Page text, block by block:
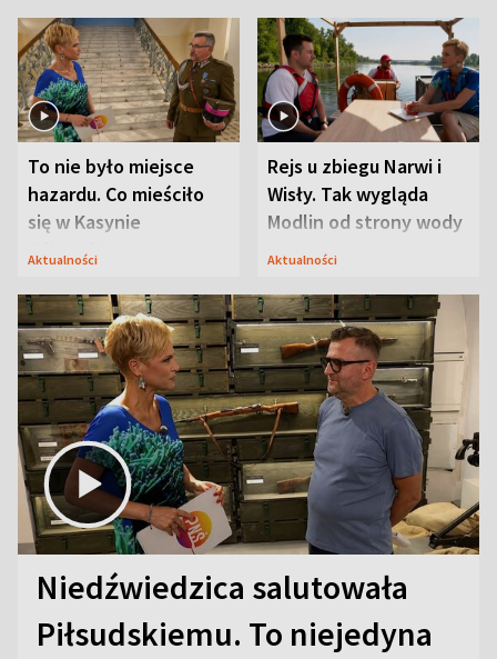
To nie było miejsce
hazardu. Co mieściło
się w Kasynie
Oficerskim?
Aktualności
Rejs u zbiegu Narwi i
Wisły. Tak wygląda
Modlin od strony wody
Aktualności
Niedźwiedzica salutowała
Piłsudskiemu. To niejedyna